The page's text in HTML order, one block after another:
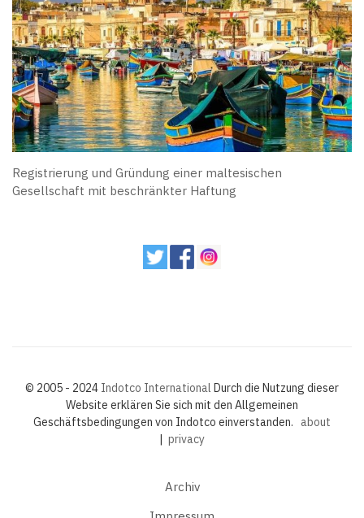
Registrierung und Gründung einer maltesischen
Gesellschaft mit beschränkter Haftung
© 2005 - 2024 Indotco International Durch die Nutzung dieser
Website erklären Sie sich mit den Allgemeinen
Geschäftsbedingungen von Indotco einverstanden. about
| privacy
Archiv